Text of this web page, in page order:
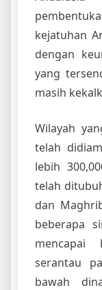
kejatuhan
dengan
yang
masih
Wilayah
telah
lebih
telah
dan
beberapa
mencapai
serantau
bawah